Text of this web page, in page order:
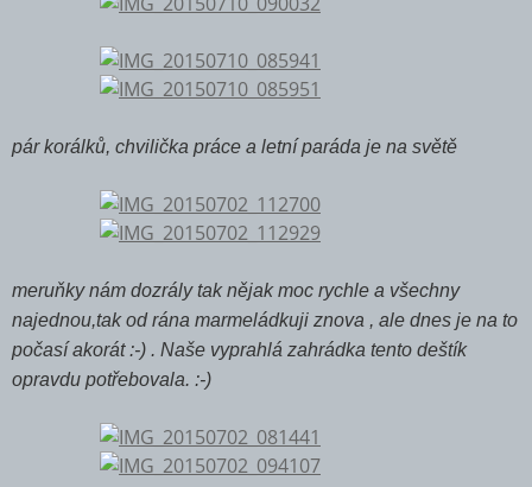
pár korálků, chvilička práce a letní paráda je na světě
meruňky nám dozrály tak nějak moc rychle a všechny
najednou,tak od rána marmeládkuji znova , ale dnes je na to
počasí akorát :-) . Naše vyprahlá zahrádka tento deštík
opravdu potřebovala. :-)